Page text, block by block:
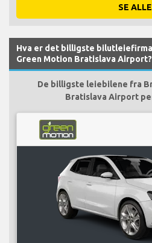
SE ALLE
Hva er det billigste
Green Motion Bratislava Airport?
De billigste leiebilene fra
Bratislava Airport